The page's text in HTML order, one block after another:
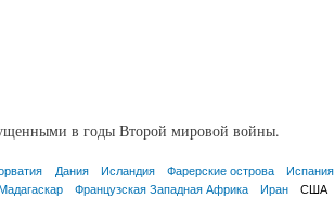
в годы Второй мировой войны.
Дания Исландия Фарерские острова Испания
Французская Западная Африка Иран США